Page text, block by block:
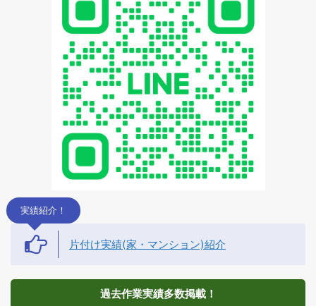
実績紹介！
片付け実績(家・マンション)紹介
過去作業実績多数掲載！